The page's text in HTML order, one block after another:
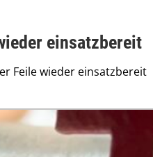
einsatzbereit
Feile wieder einsatzbereit